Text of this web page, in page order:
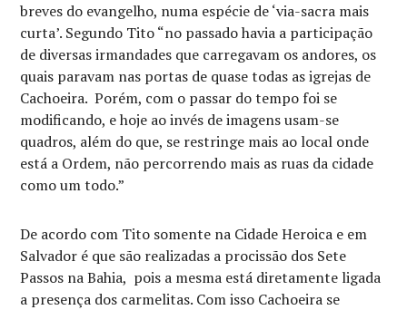
breves do evangelho, numa espécie de ‘via-sacra mais
curta’. Segundo Tito “no passado havia a participação
de diversas irmandades que carregavam os andores, os
quais paravam nas portas de quase todas as igrejas de
Cachoeira. Porém, com o passar do tempo foi se
modificando, e hoje ao invés de imagens usam-se
quadros, além do que, se restringe mais ao local onde
está a Ordem, não percorrendo mais as ruas da cidade
como um todo.”
De acordo com Tito somente na Cidade Heroica e em
Salvador é que são realizadas a procissão dos Sete
Passos na Bahia, pois a mesma está diretamente ligada
a presença dos carmelitas. Com isso Cachoeira se